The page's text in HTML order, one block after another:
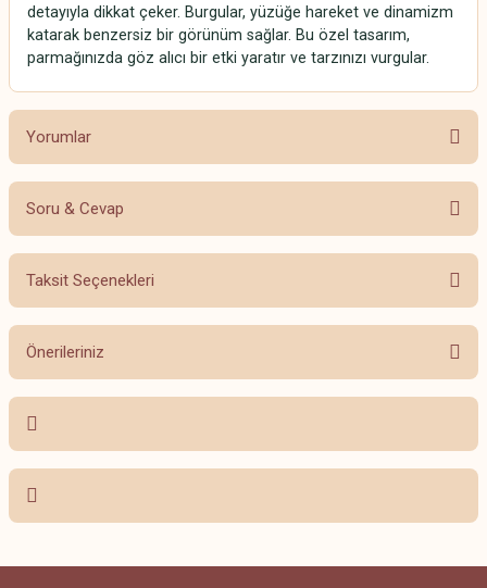
detayıyla dikkat çeker. Burgular, yüzüğe hareket ve dinamizm
katarak benzersiz bir görünüm sağlar. Bu özel tasarım,
parmağınızda göz alıcı bir etki yaratır ve tarzınızı vurgular.
Yorumlar
Bu ürüne ilk yorumu siz yapın!
Soru & Cevap
Ürün hakkında henüz soru sorulmamış.
Taksit Seçenekleri
Önerileriniz
Bu ürünün fiyat bilgisi, resim, ürün açıklamalarında ve diğer konularda
yetersiz gördüğünüz noktaları öneri formunu kullanarak tarafımıza
iletebilirsiniz.